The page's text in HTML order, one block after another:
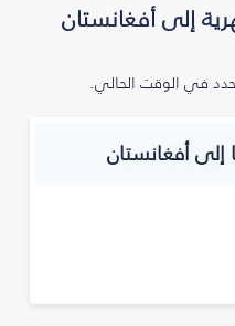
إلى أفغانستان
في الوقت الحالي.
إلى أفغانستان